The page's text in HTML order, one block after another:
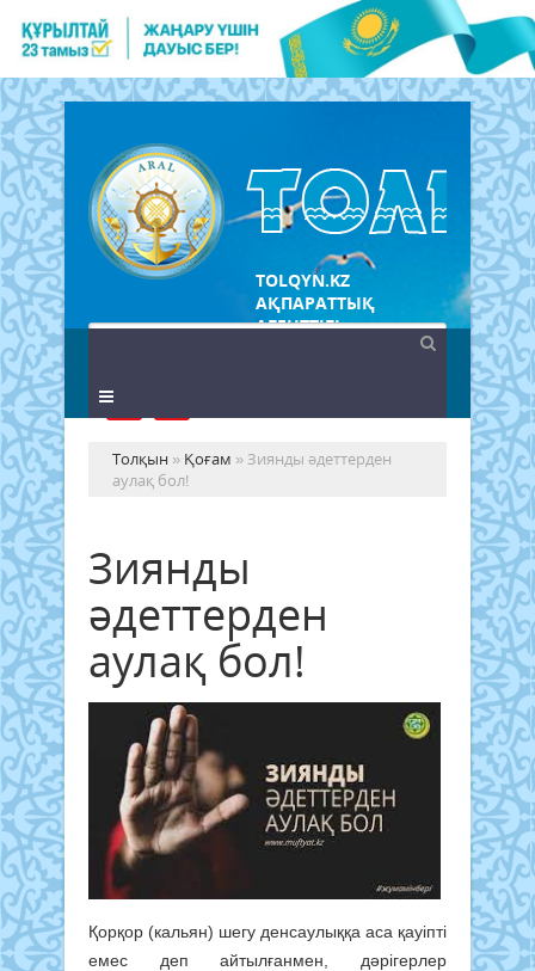
TOLQYN.KZ
АҚПАРАТТЫҚ
АГЕНТТІГІ
Толқын » Қоғам » Зиянды әдеттерден
аулақ бол!
Зиянды
әдеттерден
аулақ бол!
Қорқор (кальян) шегу денсаулыққа аса қауіпті
емес деп айтылғанмен, дәрігерлер